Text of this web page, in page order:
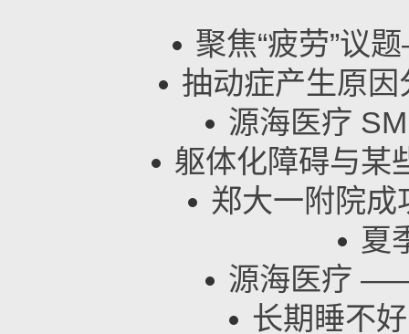
聚焦“疲劳”议
抽动症产生原
源海医疗
躯体化障碍与某
郑大一附院成
夏
源海医疗
长期睡不